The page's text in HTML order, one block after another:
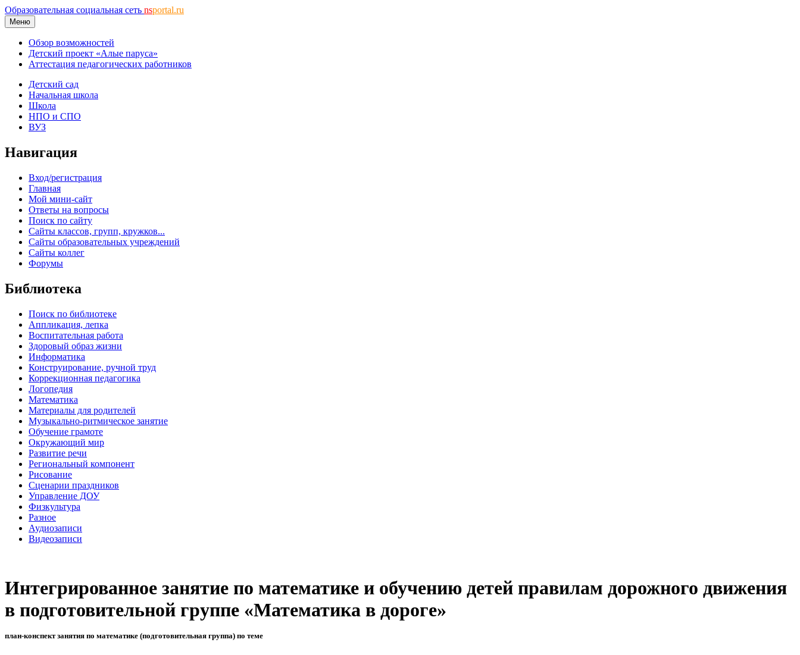
Образовательная социальная сеть nsportal.ru
Меню
Обзор возможностей
Детский проект «Алые паруса»
Аттестация педагогических работников
Детский сад
Начальная школа
Школа
НПО и СПО
ВУЗ
Навигация
Вход/регистрация
Главная
Мой мини-сайт
Ответы на вопросы
Поиск по сайту
Сайты классов, групп, кружков...
Сайты образовательных учреждений
Сайты коллег
Форумы
Библиотека
Поиск по библиотеке
Аппликация, лепка
Воспитательная работа
Здоровый образ жизни
Информатика
Конструирование, ручной труд
Коррекционная педагогика
Логопедия
Математика
Материалы для родителей
Музыкально-ритмическое занятие
Обучение грамоте
Окружающий мир
Развитие речи
Региональный компонент
Рисование
Сценарии праздников
Управление ДОУ
Физкультура
Разное
Аудиозаписи
Видеозаписи
Интегрированное занятие по математике и обучению детей правилам дорожного движения
в подготовительной группе «Математика в дороге»
план-конспект занятия по математике (подготовительная группа) по теме